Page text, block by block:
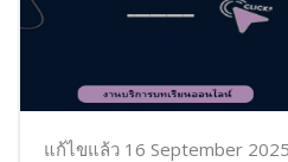
แก้ไขแล้ว 16 September 2025